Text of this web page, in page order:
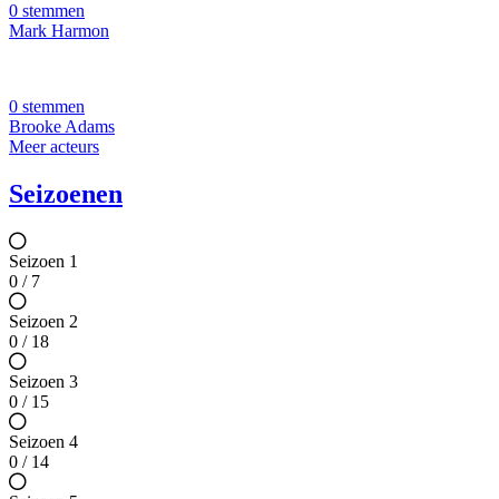
0 stemmen
Mark Harmon
0 stemmen
Brooke Adams
Meer acteurs
Seizoenen
Seizoen 1
0 / 7
Seizoen 2
0 / 18
Seizoen 3
0 / 15
Seizoen 4
0 / 14